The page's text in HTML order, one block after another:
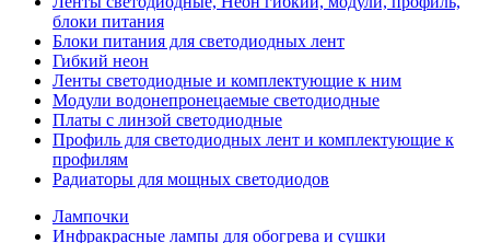
блоки питания
Блоки питания для светодиодных лент
Гибкий неон
Ленты светодиодные и комплектующие к ним
Модули водонепронецаемые светодиодные
Платы с линзой светодиодные
Профиль для светодиодных лент и комплектующие к
профилям
Радиаторы для мощных светодиодов
Лампочки
Инфракрасные лампы для обогрева и сушки